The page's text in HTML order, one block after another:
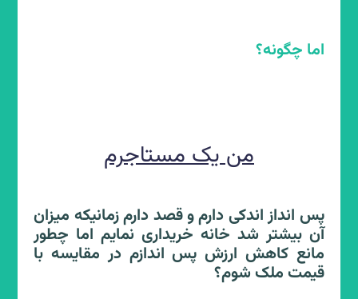
اما چگونه؟
من یک مستاجرم
پس انداز اندکی دارم و قصد دارم زمانیکه میزان
آن بیشتر شد خانه خریداری نمایم اما چطور
مانع کاهش ارزش پس اندازم در مقایسه با
قیمت ملک شوم؟
شدن سرمایه گذاری مطمئن و ایجاد روحیه
کنترل تورم مسکن
رمزما چطور تورم مسکن را کنترل می نماید؟